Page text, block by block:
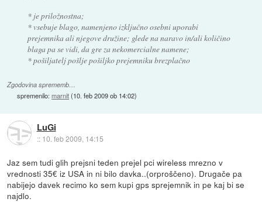
* je priložnostna;
* vsebuje blago, namenjeno izključno osebni uporabi
prejemnika ali njegove družine; glede na naravo in/ali količino
blaga pa se vidi, da gre za nekomercialne namene;
* pošiljatelj pošlje pošiljko prejemniku brezplačno
Zgodovina sprememb…
spremenilo:marnit(10. feb 2009 ob 14:02)
LuGi
:: 10. feb 2009, 14:15
Jaz sem tudi glih prejsni teden prejel pci wireless mrezno v
vrednosti 35€ iz USA in ni bilo davka..(orproščeno). Drugače pa
nabijejo davek recimo ko sem kupi gps sprejemnik in pe kaj bi se
najdlo.